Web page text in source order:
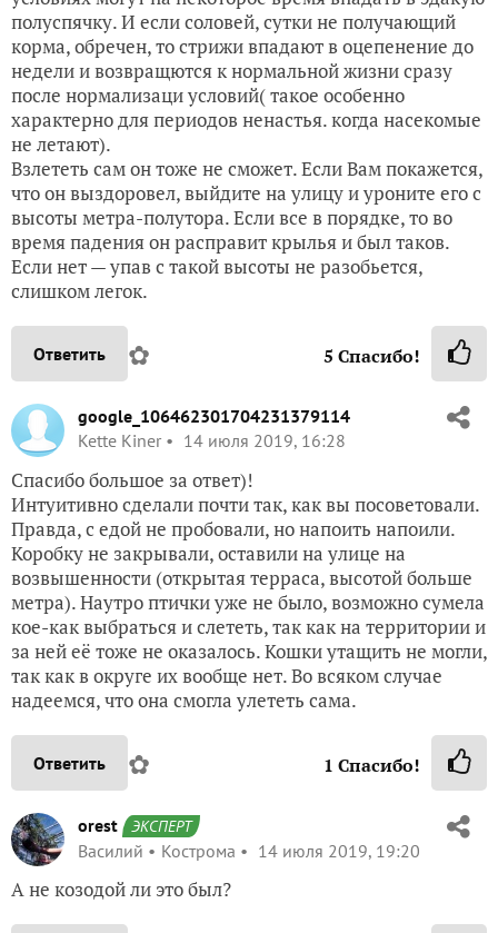
полуспячку. И если соловей, сутки не получающий
корма, обречен, то стрижи впадают в оцепенение до
недели и возвращются к нормальной жизни сразу
после нормализаци условий( такое особенно
характерно для периодов ненастья. когда насекомые
не летают).
Взлететь сам он тоже не сможет. Если Вам покажется,
что он выздоровел, выйдите на улицу и уроните его с
высоты метра-полутора. Если все в порядке, то во
время падения он расправит крылья и был таков.
Если нет — упав с такой высоты не разобьется,
слишком легок.
Ответить ✿ 5 Спасибо!
google_106462301704231379114
Kette Kiner
14 июля 2019, 16:28
Спасибо большое за ответ)!
Интуитивно сделали почти так, как вы посоветовали.
Правда, с едой не пробовали, но напоить напоили.
Коробку не закрывали, оставили на улице на
возвышенности (открытая терраса, высотой больше
метра). Наутро птички уже не было, возможно сумела
кое-как выбраться и слететь, так как на территории и
за ней её тоже не оказалось. Кошки утащить не могли,
так как в округе их вообще нет. Во всяком случае
надеемся, что она смогла улететь сама.
Ответить ✿ 1 Спасибо!
orest ЭКСПЕРТ
Василий Кострома 14 июля 2019, 19:20
А не козодой ли это был?